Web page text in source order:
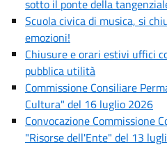
sotto il ponte della
Scuola civica di musica, si
emozioni!
Chiusure e orari estivi uffici
pubblica utilità
Commissione Consiliare
Cultura" del 16 luglio 2026
Convocazione Commissione
"Risorse dell'Ente" del 13